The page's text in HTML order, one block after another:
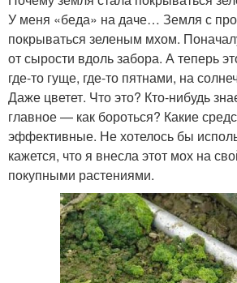
У меня «беда» на даче… Земля с
покрываться зеленым мхом.
от сырости вдоль забора. А теперь
где-то гуще, где-то пятнами, на
Даже цветет. Что это? Кто-нибудь
главное — как бороться? Какие
эффективные. Не хотелось бы
кажется, что я внесла этот мох на
покупными растениями.